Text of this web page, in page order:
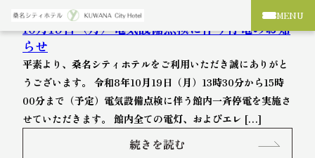
MENU
2026.7.31
10月19日（月）電気設備点検に伴う停電のお知
らせ
平素より、桑名シティホテルをご利用いただき誠にありがと
うございます。 令和8年10月19日（月）13時30分から15時
00分まで（予定）電気設備点検に伴う館内一斉停電を実施さ
せていただきます。 館内全ての電灯、およびエレ […]
続きを読む